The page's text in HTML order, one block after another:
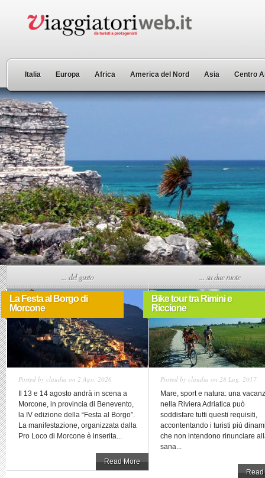
Italia Europa Africa America del Nord Asia Centro
... del gusto
La Festa al Borgo di
Morcone
Posted by claudia on 2 Ago, 2026
Il 13 e 14 agosto andrà in scena a
Morcone, in provincia di Benevento,
la IV edizione della “Festa al Borgo”.
La manifestazione, organizzata dalla
Pro Loco di Morcone è inserita...
Read More
... su due ruote
Bike tour tra Rimini e
Riccione
Posted by claudia on 28 Lug, 2017
Mare, sport e natura: una
nella Riviera Adriatica può
soddisfare tutti questi requisiti,
accontentando i turisti più
che non intendono rinunciare
sana...